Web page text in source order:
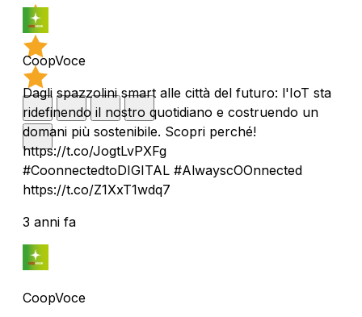
CoopVoce
Dagli spazzolini smart alle città del futuro: l'IoT sta
ridefinendo il nostro quotidiano e costruendo un
domani più sostenibile. Scopri perché!
https://t.co/JogtLvPXFg
#CoonnectedtoDIGITAL #AlwayscOOnnected
https://t.co/Z1XxT1wdq7
3 anni fa
CoopVoce